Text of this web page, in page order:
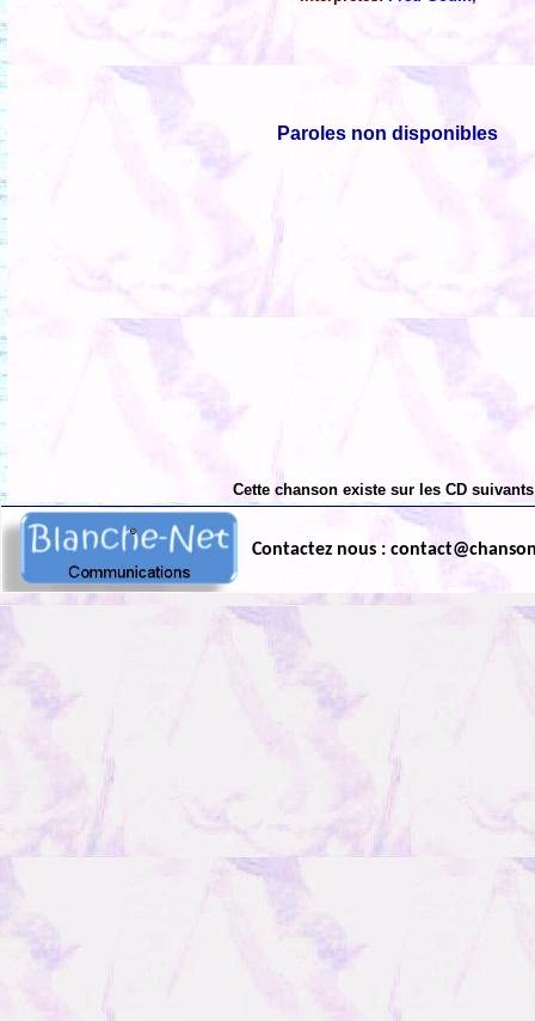
Paroles non disponibles
Cette chanson existe sur les CD
Contactez nous :